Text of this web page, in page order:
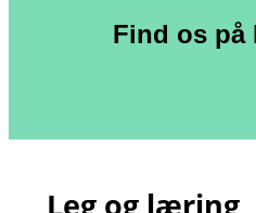
Find os på
Leg og læring